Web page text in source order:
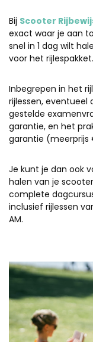
Bij Scooter
exact waar je aan
snel in 1 dag wilt
voor het rijlespakket.
Inbegrepen in het
rijlessen, eventueel
gestelde
garantie, en het
garantie (meerprijs
Je kunt je dan ook
halen van je
complete
inclusief rijlessen
AM.